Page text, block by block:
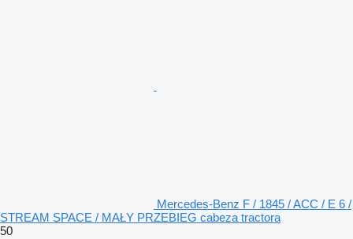
Mercedes-Benz F / 1845 / ACC / E 6 /
STREAM SPACE / MAŁY PRZEBIEG cabeza tractora
50